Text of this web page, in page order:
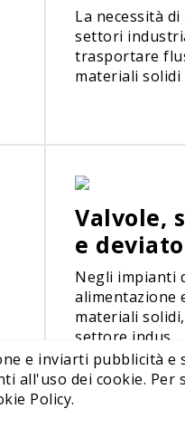
La necessità
settori
trasportare
materiali solidi
Valvole,
e
Negli impianti
alimentazione
materiali
settore indus...
e inviarti pubblicità e
all'uso dei cookie.
Policy.